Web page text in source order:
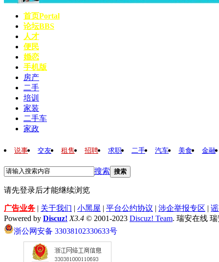
首页Portal
论坛BBS
人才
便民
婚恋
手机版
房产
二手
培训
家装
二手车
家政
说事 交友 租售 招聘 求职 二手 汽车 美食 金融
搜索 搜索
请先登录后才能继续浏览
广告业务 | 关于我们 | 小黑屋 | 平台公约协议 | 涉企举报专区 |
Powered by Discuz! X3.4 © 2001-2023 Discuz! Team. 瑞安在线
浙公网安备 33038102330633号